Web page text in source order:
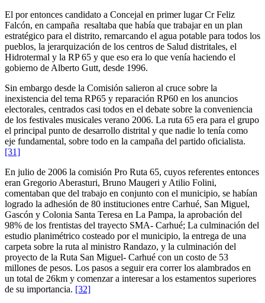
El por entonces candidato a Concejal en primer lugar Cr Feliz
Falcón, en campaña resaltaba que había que trabajar en un plan
estratégico para el distrito, remarcando el agua potable para todos los
pueblos, la jerarquización de los centros de Salud distritales, el
Hidrotermal y la RP 65 y que eso era lo que venía haciendo el
gobierno de Alberto Gutt, desde 1996.
Sin embargo desde la Comisión salieron al cruce sobre la
inexistencia del tema RP65 y reparación RP60 en los anuncios
electorales, centrados casi todos en el debate sobre la conveniencia
de los festivales musicales verano 2006. La ruta 65 era para el grupo
el principal punto de desarrollo distrital y que nadie lo tenía como
eje fundamental, sobre todo en la campaña del partido oficialista.
[31]
En julio de 2006 la comisión Pro Ruta 65, cuyos referentes entonces
eran Gregorio Aberasturi, Bruno Maugeri y Atilio Folini,
comentaban que del trabajo en conjunto con el municipio, se habían
logrado la adhesión de 80 instituciones entre Carhué, San Miguel,
Gascón y Colonia Santa Teresa en La Pampa, la aprobación del
98% de los frentistas del trayecto SMA- Carhué; La culminación del
estudio planimétrico costeado por el municipio, la entrega de una
carpeta sobre la ruta al ministro Randazo, y la culminación del
proyecto de la Ruta San Miguel- Carhué con un costo de 53
millones de pesos. Los pasos a seguir era correr los alambrados en
un total de 26km y comenzar a interesar a los estamentos superiores
de su importancia. [32]